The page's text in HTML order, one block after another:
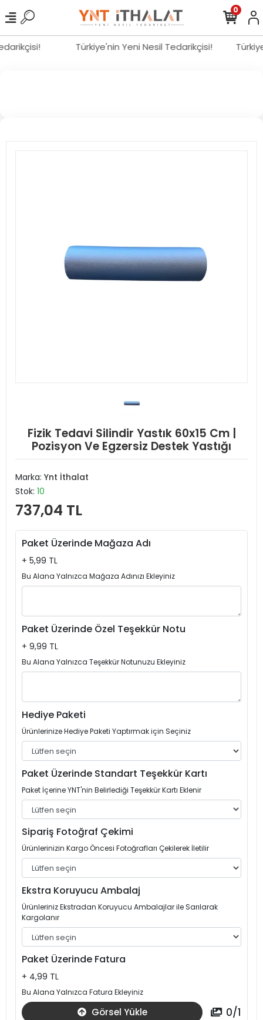
Türkiye'nin Yeni Nesil Tedarikçisi!
0
Fizik Tedavi Silindir Yastık 60x15 Cm |
Pozisyon Ve Egzersiz Destek Yastığı
Marka: Ynt İthalat
Stok: 10
737,04 TL
Paket Üzerinde Mağaza Adı
+ 5,99 TL
Bu Alana Yalnızca Mağaza Adınızı Ekleyiniz
Paket Üzerinde Özel Teşekkür Notu
+ 9,99 TL
Bu Alana Yalnızca Teşekkür Notunuzu Ekleyiniz
Hediye Paketi
Ürünlerinize Hediye Paketi Yaptırmak için Seçiniz
Paket Üzerinde Standart Teşekkür Kartı
Paket İçerine YNT'nin Belirlediği Teşekkür Kartı Eklenir
Sipariş Fotoğraf Çekimi
Ürünlerinizin Kargo Öncesi Fotoğrafları Çekilerek İletilir
Ekstra Koruyucu Ambalaj
Ürünleriniz Ekstradan Koruyucu Ambalajlar ile Sarılarak
Kargolanır
Paket Üzerinde Fatura
+ 4,99 TL
Bu Alana Yalnızca Fatura Ekleyiniz
Görsel Yükle 0/1